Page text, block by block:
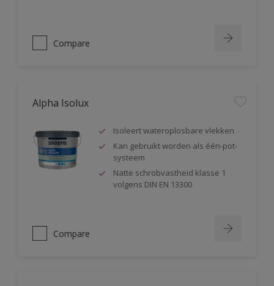
Compare
Alpha Isolux
Isoleert wateroplosbare vlekken
Kan gebruikt worden als één-pot-
systeem
Natte schrobvastheid klasse 1
volgens DIN EN 13300
Compare